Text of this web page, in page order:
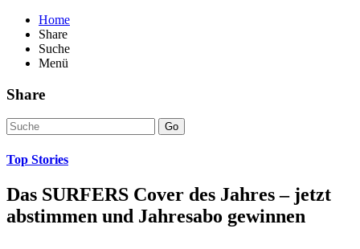
Home
Share
Suche
Menü
Share
Go
Top Stories
Das SURFERS Cover des Jahres – jetzt
abstimmen und Jahresabo gewinnen